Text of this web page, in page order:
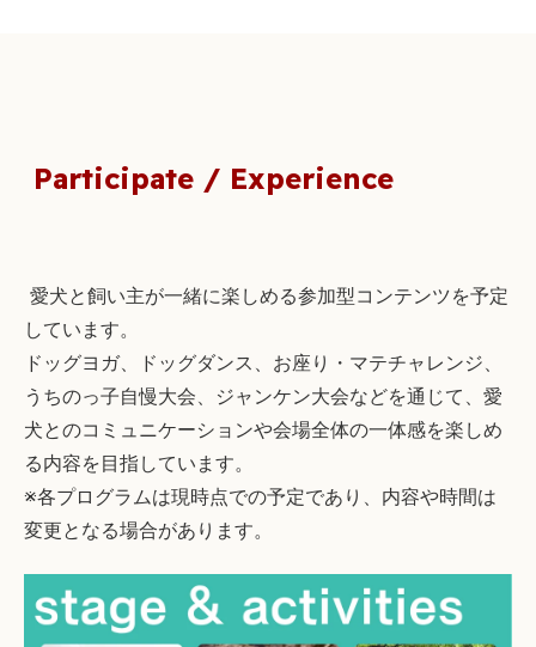
Participate / Experience
愛犬と飼い主が一緒に楽しめる参加型コンテンツを予定
しています。
ドッグヨガ、ドッグダンス、お座り・マテチャレンジ、
うちのっ子自慢大会、ジャンケン大会などを通じて、愛
犬とのコミュニケーションや会場全体の一体感を楽しめ
る内容を目指しています。
※各プログラムは現時点での予定であり、内容や時間は
変更となる場合があります。